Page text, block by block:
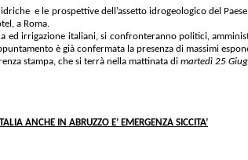
e le prospettive dell’assetto idrogeologico del
a Roma.
ed irrigazione italiani, si confronteranno politici,
è già confermata la presenza di massimi
stampa, che si terrà nella mattinata di martedì 25
ANCHE IN ABRUZZO E’ EMERGENZA SICCITA’